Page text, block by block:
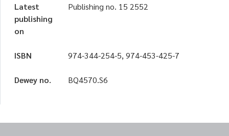
Latest
publishing
on
Publishing no. 15 2552
ISBN 974-344-254-5, 974-453-425-7
Dewey no. BQ4570.S6